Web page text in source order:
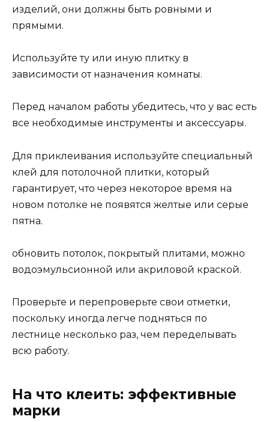
изделий, они должны быть ровными и
прямыми.
Используйте ту или иную плитку в
зависимости от назначения комнаты.
Перед началом работы убедитесь, что у вас есть
все необходимые инструменты и аксессуары.
Для приклеивания используйте специальный
клей для потолочной плитки, который
гарантирует, что через некоторое время на
новом потолке не появятся желтые или серые
пятна.
обновить потолок, покрытый плитами, можно
водоэмульсионной или акриловой краской.
Проверьте и перепроверьте свои отметки,
поскольку иногда легче подняться по
лестнице несколько раз, чем переделывать
всю работу.
На что клеить: эффективные
марки